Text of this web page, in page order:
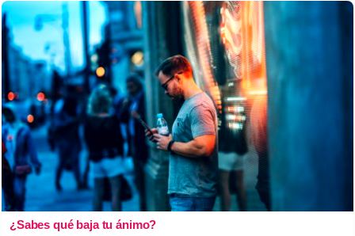
¿Sabes qué baja tu ánimo?